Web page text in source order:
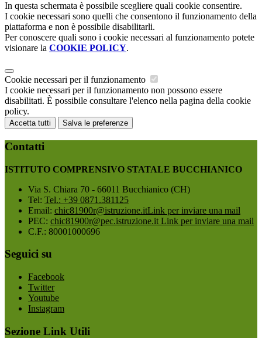
In questa schermata è possibile scegliere quali cookie consentire.
I cookie necessari sono quelli che consentono il funzionamento della
piattaforma e non è possibile disabilitarli.
Per conoscere quali sono i cookie necessari al funzionamento potete
visionare la COOKIE POLICY.
Cookie necessari per il funzionamento
I cookie necessari per il funzionamento non possono essere
disabilitati. È possibile consultare l'elenco nella pagina della cookie
policy.
Accetta tutti Salva le preferenze
Contatti
ISTITUTO COMPRENSIVO STATALE BUCCHIANICO
Via S. Chiara 70 - 66011 Bucchianico (CH)
Tel: Tel.: +39 0871.381125
Email: chic81900r@istruzione.itLink per inviare una mail
PEC: chic81900r@pec.istruzione.it Link per inviare una mail
C.F.: 80001000696
Seguici su
Facebook
Twitter
Youtube
Instagram
Sezione Link Utili